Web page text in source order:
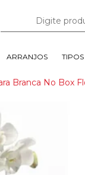
ARRANJOS
Branca No Box